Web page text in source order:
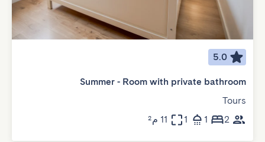
5.0
Summer - Room with private bathroom
Tours
2
1
1 11 م²